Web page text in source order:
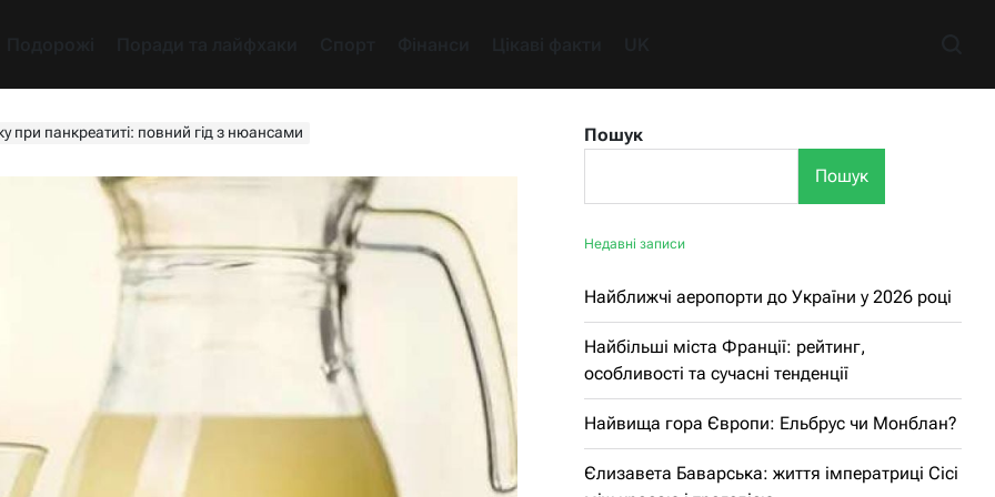
при панкреатиті: повний гід з нюансами
Пошук
Пошук
Недавні записи
Найближчі аеропорти до України у 2026 році
Найбільші міста Франції: рейтинг,
особливості та сучасні тенденції
Найвища гора Європи: Ельбрус чи Монблан?
Єлизавета Баварська: життя імператриці Сісі